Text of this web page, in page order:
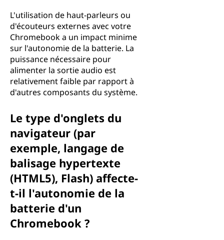
L'utilisation de haut-parleurs ou
d'écouteurs externes avec votre
Chromebook a un impact minime
sur l'autonomie de la batterie. La
puissance nécessaire pour
alimenter la sortie audio est
relativement faible par rapport à
d'autres composants du système.
Le type d'onglets du
navigateur (par
exemple, langage de
balisage hypertexte
(HTML5), Flash) affecte-
t-il l'autonomie de la
batterie d'un
Chromebook ?